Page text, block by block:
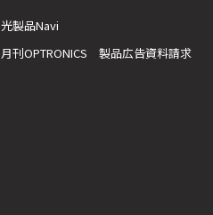
光製品Navi
月刊OPTRONICS 製品広告資料請求